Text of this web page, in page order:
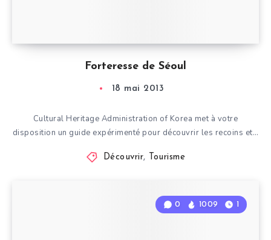
Forteresse de Séoul
18 mai 2013
Cultural Heritage Administration of Korea met à votre
disposition un guide expérimenté pour découvrir les recoins et…
Découvrir, Tourisme
0 1009 1